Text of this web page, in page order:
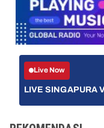
Live Now
LIVE SINGAPURA